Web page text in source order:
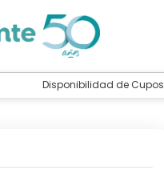
Disponibilidad de Cupos